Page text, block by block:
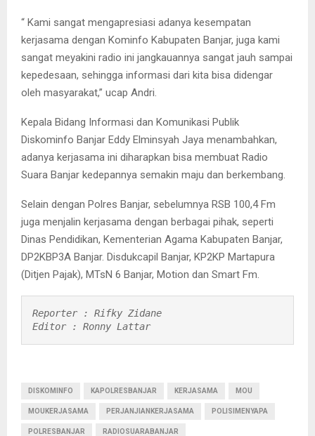
“ Kami sangat mengapresiasi adanya kesempatan
kerjasama dengan Kominfo Kabupaten Banjar, juga kami
sangat meyakini radio ini jangkauannya sangat jauh sampai
kepedesaan, sehingga informasi dari kita bisa didengar
oleh masyarakat,” ucap Andri.
Kepala Bidang Informasi dan Komunikasi Publik
Diskominfo Banjar Eddy Elminsyah Jaya menambahkan,
adanya kerjasama ini diharapkan bisa membuat Radio
Suara Banjar kedepannya semakin maju dan berkembang.
Selain dengan Polres Banjar, sebelumnya RSB 100,4 Fm
juga menjalin kerjasama dengan berbagai pihak, seperti
Dinas Pendidikan, Kementerian Agama Kabupaten Banjar,
DP2KBP3A Banjar. Disdukcapil Banjar, KP2KP Martapura
(Ditjen Pajak), MTsN 6 Banjar, Motion dan Smart Fm.
Reporter : Rifky Zidane
Editor : Ronny Lattar
DISKOMINFO KAPOLRESBANJAR KERJASAMA MOU
MOUKERJASAMA PERJANJIANKERJASAMA POLISIMENYAPA
POLRESBANJAR RADIOSUARABANJAR